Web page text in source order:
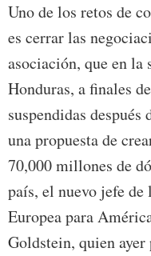
Uno de los retos de
es cerrar las
asociación, que en la
Honduras, a finales
suspendidas después
una propuesta de
70,000 millones de
país, el nuevo jefe
Europea para
Goldstein, quien ayer